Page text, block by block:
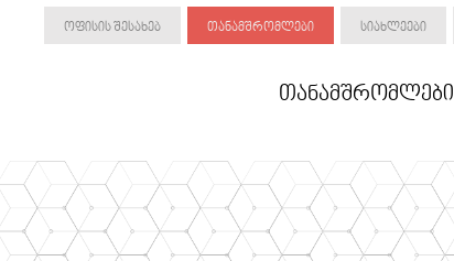
ოფისის შესახებ თანამშრომლები სიახლეები
თანამშრომლები